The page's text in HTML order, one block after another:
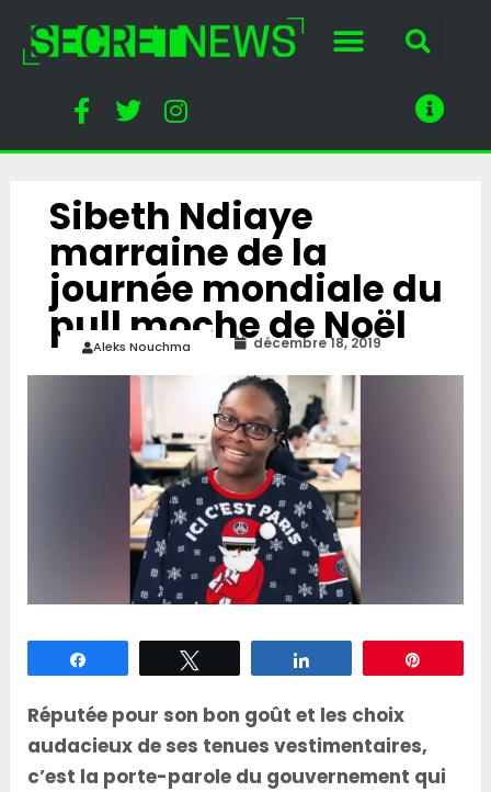
Sibeth Ndiaye
marraine de la
journée mondiale du
pull moche de Noël
Aleks Nouchma décembre 18, 2019
Réputée pour son bon goût et les choix
audacieux de ses tenues vestimentaires,
c’est la porte-parole du gouvernement qui